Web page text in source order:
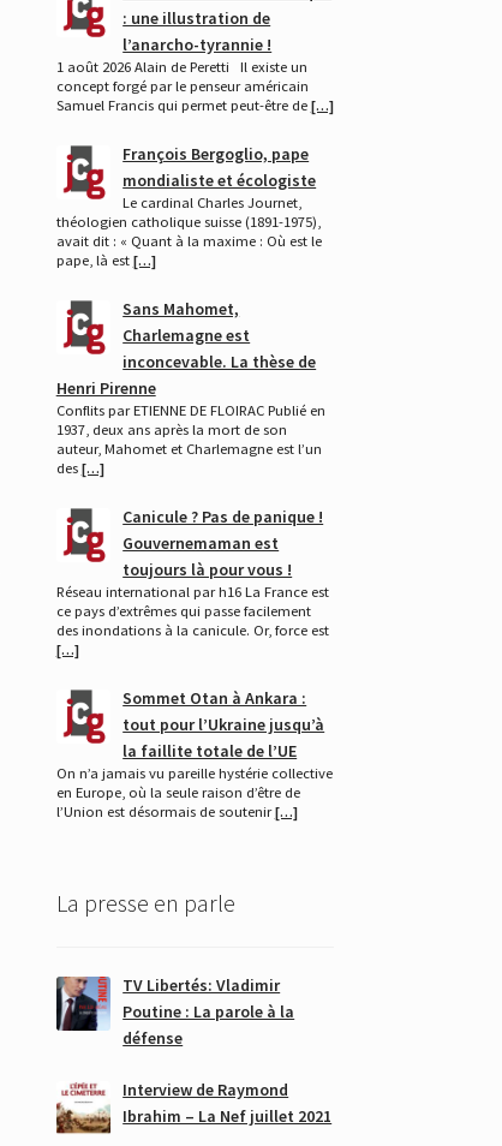
: une illustration de
l’anarcho-tyrannie !
1 août 2026 Alain de Peretti Il existe un
concept forgé par le penseur américain
Samuel Francis qui permet peut-être de […]
François Bergoglio, pape
mondialiste et écologiste
Le cardinal Charles Journet,
théologien catholique suisse (1891-1975),
avait dit : « Quant à la maxime : Où est le
pape, là est […]
Sans Mahomet,
Charlemagne est
inconcevable. La thèse de
Henri Pirenne
Conflits par ETIENNE DE FLOIRAC Publié en
1937, deux ans après la mort de son
auteur, Mahomet et Charlemagne est l’un
des […]
Canicule ? Pas de panique !
Gouvernemaman est
toujours là pour vous !
Réseau international par h16 La France est
ce pays d’extrêmes qui passe facilement
des inondations à la canicule. Or, force est
[…]
Sommet Otan à Ankara :
tout pour l’Ukraine jusqu’à
la faillite totale de l’UE
On n’a jamais vu pareille hystérie collective
en Europe, où la seule raison d’être de
l’Union est désormais de soutenir[…]
La presse en parle
TV Libertés: Vladimir
Poutine : La parole à la
défense
Interview de Raymond
Ibrahim – La Nef juillet 2021